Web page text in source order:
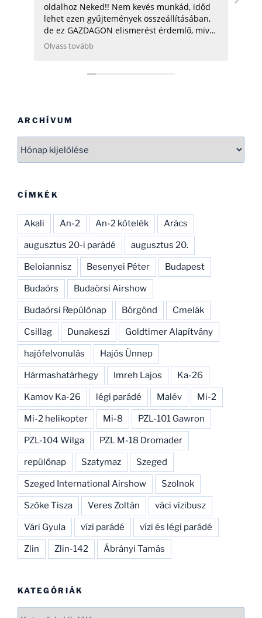
oldalhoz Neked!! Nem kevés munkád, időd
lehet ezen gyűjtemények összeállításában,
de ez GAZDAGON elismerést érdemlő, mivel
ezen adatok összegyűjtése, rendszerezése
helikopterrel (MI2) kapcsolatban tudok
Olvass tovább
ARCHÍVUM
CÍMKÉK
Akali An-2 An-2 kötelék Arács
augusztus 20-i parádé augusztus 20.
Beloiannisz Besenyei Péter Budapest
Budaörs Budaörsi Airshow
Budaörsi Repülőnap Börgönd Cmelák
Csillag Dunakeszi Goldtimer Alapítvány
hajófelvonulás Hajós Ünnep
Hármashatárhegy Imreh Lajos Ka-26
Kamov Ka-26 légi parádé Malév Mi-2
Mi-2 helikopter Mi-8 PZL-101 Gawron
PZL-104 Wilga PZL M-18 Dromader
repülőnap Szatymaz Szeged
Szeged International Airshow Szolnok
Szőke Tisza Veres Zoltán váci vízibusz
Vári Gyula vízi parádé vízi és légi parádé
Zlin Zlin-142 Ábrányi Tamás
KATEGÓRIÁK